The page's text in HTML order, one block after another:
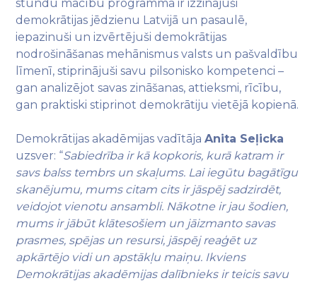
stundu mācību programmā ir izzinājuši
demokrātijas jēdzienu Latvijā un pasaulē,
iepazinuši un izvērtējuši demokrātijas
nodrošināšanas mehānismus valsts un pašvaldību
līmenī, stiprinājuši savu pilsonisko kompetenci –
gan analizējot savas zināšanas, attieksmi, rīcību,
gan praktiski stiprinot demokrātiju vietējā kopienā.
Demokrātijas akadēmijas vadītājaAnita Seļicka
uzsver: “Sabiedrība ir kā kopkoris, kurā katram ir
savs balss tembrs un skaļums. Lai iegūtu bagātīgu
skanējumu, mums citam cits ir jāspēj sadzirdēt,
veidojot vienotu ansambli. Nākotne ir jau šodien,
mums ir jābūt klātesošiem un jāizmanto savas
prasmes, spējas un resursi, jāspēj reaģēt uz
apkārtējo vidi un apstākļu maiņu. Ikviens
Demokrātijas akadēmijas dalībnieks ir teicis savu